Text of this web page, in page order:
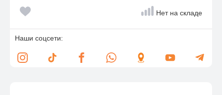
Нет на складе
Наши соцсети: